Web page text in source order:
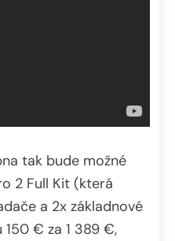
tak bude možné
2 Full Kit (která
a 2x základnové
150 € za 1 389 €,